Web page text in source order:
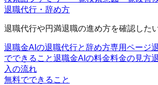
退職代行・辞め方
退職代行や円満退職の進め方を確認した
退職金AIの退職代行と辞め方専用ページ
でできること退職金AIの料金料金の見方
入の流れ
無料でできること